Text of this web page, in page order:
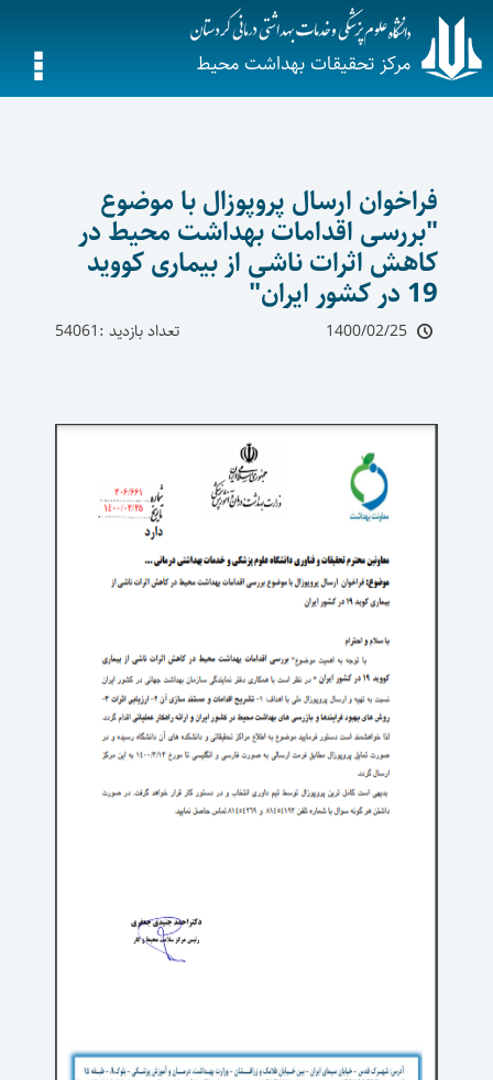
مرکز تحقیقات بهداشت محیط
فراخوان ارسال پروپوزال با موضوع
"بررسی اقدامات بهداشت محیط در
کاهش اثرات ناشی از بیماری کووید
19 در کشور ایران"
تعداد بازدید :54061